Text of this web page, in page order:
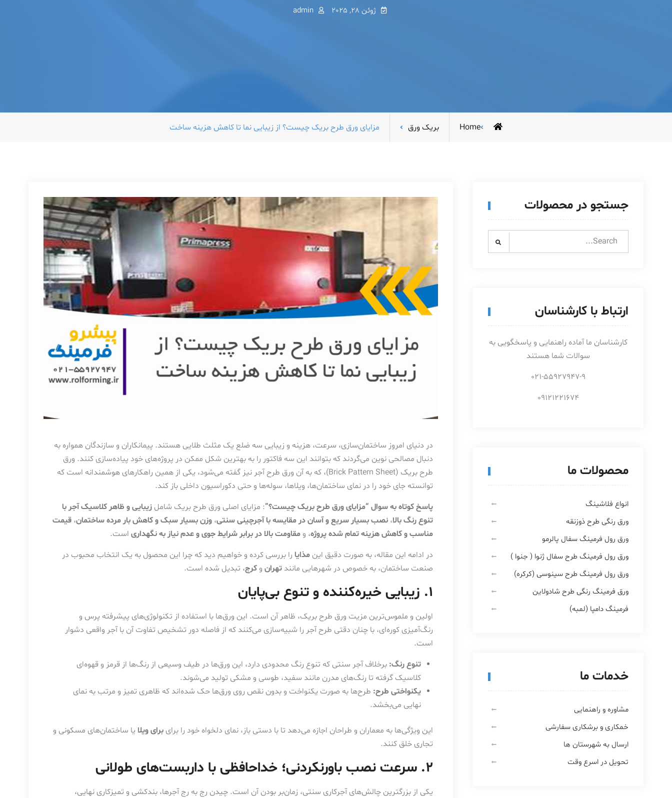
ژوئن 28, 2025 admin
Home بریک ورق مزایای ورق طرح بریک چیست؟ از زیبایی نما تا کاهش هزینه ساخت
در دنیای امروز ساختمان‌سازی، سرعت، هزینه و زیبایی سه ضلع یک مثلث طلایی هستند. پیمانکاران و سازندگان همواره به
دنبال مصالحی نوین می‌گردند که بتوانند این سه فاکتور را به بهترین شکل ممکن در پروژه‌های خود پیاده‌سازی کنند. ورق
طرح بریک (Brick Pattern Sheet)، که به آن ورق طرح آجر نیز گفته می‌شود، یکی از همین راهکارهای هوشمندانه است که
توانسته جای خود را در نمای ساختمان‌ها، ویلاها، سوله‌ها و حتی دکوراسیون داخلی باز کند.
پاسخ کوتاه به سوال “مزایای ورق طرح بریک چیست؟”: مزایای اصلی ورق طرح بریک شامل زیبایی و ظاهر کلاسیک آجر با
تنوع رنگ بالا، نصب بسیار سریع و آسان در مقایسه با آجرچینی سنتی، وزن بسیار سبک و کاهش بار مرده ساختمان، قیمت
مناسب و کاهش هزینه تمام شده پروژه، و مقاومت بالا در برابر شرایط جوی و عدم نیاز به نگهداری است.
در ادامه این مقاله، به صورت دقیق این مذایا را بررسی کرده و خواهیم دید که چرا این محصول به یک انتخاب محبوب در
صنعت ساختمان، به خصوص در شهرهایی مانند تهران و کرج، تبدیل شده است.
۱. زیبایی خیره‌کننده و تنوع بی‌پایان
اولین و ملموس‌ترین مزیت ورق طرح بریک، ظاهر آن است. این ورق‌ها با استفاده از تکنولوژی‌های پیشرفته پرس و
رنگ‌آمیزی کوره‌ای، با چنان دقتی طرح آجر را شبیه‌سازی می‌کنند که از فاصله دور تشخیص تفاوت آن با آجر واقعی دشوار
است.
تنوع رنگ: برخلاف آجر سنتی که تنوع رنگ محدودی دارد، این ورق‌ها در طیف وسیعی از رنگ‌ها از قرمز و قهوه‌ای
کلاسیک گرفته تا رنگ‌های مدرن مانند سفید، طوسی و مشکی تولید می‌شوند.
یکنواختی طرح: طرح‌ها به صورت یکنواخت و بدون نقص روی ورق‌ها حک شده‌اند که ظاهری تمیز و مرتب به نمای
نهایی می‌بخشد.
این ویژگی‌ها به معماران و طراحان اجازه می‌دهد تا با دستی باز، نمای دلخواه خود را برای برای ویلا یا ساختمان‌های مسکونی و
تجاری خلق کنند.
۲. سرعت نصب باورنکردنی؛ خداحافظی با داربست‌های طولانی
یکی از بزرگترین چالش‌های آجرکاری سنتی، زمان‌بر بودن آن است. چیدن رج به رج آجرها، بندکشی و تمیزکاری نهایی،
جستجو در محصولات
Search
ارتباط با کارشناسان
کارشناسان ما آماده راهنمایی و پاسخگویی به
سوالات شما هستند
021-55927947-9
09121221674
محصولات ما
انواع فلاشینگ
ورق رنگی طرح ذوزنقه
ورق رول فرمینگ سفال پالرمو
ورق رول فرمینگ طرح سفال ژنوا ( جنوا )
ورق رول فرمینگ طرح سینوسی (کرکره)
ورق فرمینگ رنگی طرح شادولاین
فرمینگ دامپا (لمبه)
خدمات ما
مشاوره و راهنمایی
خمکاری و برشکاری سفارشی
ارسال به شهرستان ها
تحویل در اسرع وقت